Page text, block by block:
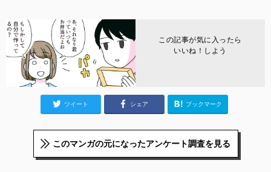
この記事が気に入ったら
いいね！しよう
ツイート シェア ブックマーク
このマンガの元になったアンケート調査を見る